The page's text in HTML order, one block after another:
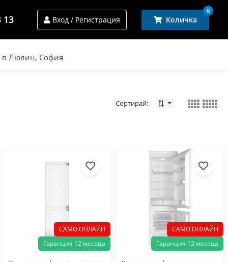
13 Вход / Регистрация Количка
0
в Люлин, София
Сортирай:
САМО ОНЛАЙН
Гаранция 12 месеца
САМО ОНЛАЙН
Гаранция 12 месеца